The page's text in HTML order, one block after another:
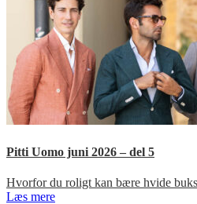
Pitti Uomo juni 2026 – del 5
Hvorfor du roligt kan bære hvide
Læs mere